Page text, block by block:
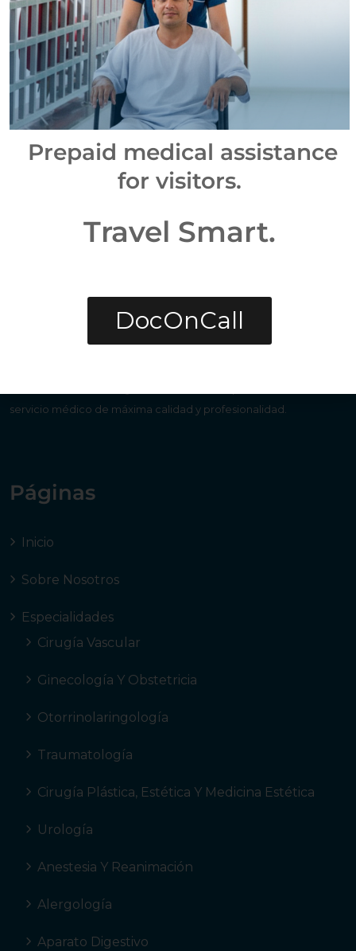
servicio médico de máxima calidad y profesionalidad.
Páginas
Inicio
Sobre Nosotros
Especialidades
Cirugía Vascular
Ginecología Y Obstetricia
Otorrinolaringología
Traumatología
Cirugía Plástica, Estética Y Medicina Estética
Urología
Anestesia Y Reanimación
Alergología
Aparato Digestivo
Prepaid medical assistance
for visitors.
Travel Smart.
DocOnCall